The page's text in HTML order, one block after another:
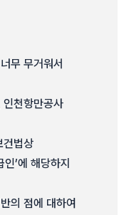
무 무거워서
천항만공사
건법상
’에 해당하지
의 점에 대하여